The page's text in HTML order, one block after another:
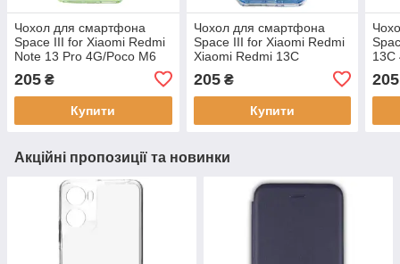
Чохол для смартфона
Space III for Xiaomi Redmi
Note 13 Pro 4G/Poco M6
протиударний,
термопластичний
поліуретан
205 ₴
Купити
Чохол для смартфона
Space III for Xiaomi Redmi
Xiaomi Redmi 13C
4G/Poco C65 Peak Blue,
протиударний,
термопластичний
поліуретан
205₴
Купити
13C
205
Акційні пропозиції та новинки